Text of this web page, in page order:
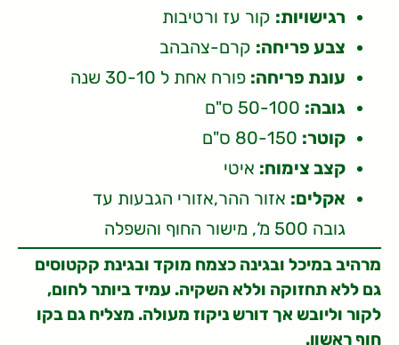
רגישויות: קור עז ורטיבות
צבע פריחה: קרם-צהבהב
עונת פריחה: פורח אחת ל 30-10 שנה
גובה:
קוטר:
קצב צימוח: איטי
אקלים: אזור ההר,אזורי הגבעות עד
גובה 500 מ‘, מישור החוף והשפלה
מרהיב במיכל ובגינה כצמח מוקד ובגינת קקטוסים
גם ללא תחזוקה וללא השקיה. עמיד ביותר לחום,
לקור וליובש אך דורש ניקוז מעולה. מצליח גם בקו
חוף ראשון.